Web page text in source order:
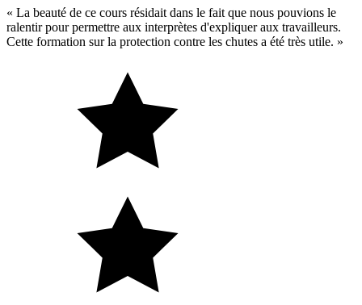
« La beauté de ce cours résidait dans le fait que nous pouvions le
ralentir pour permettre aux interprètes d'expliquer aux travailleurs.
Cette formation sur la protection contre les chutes a été très utile. »